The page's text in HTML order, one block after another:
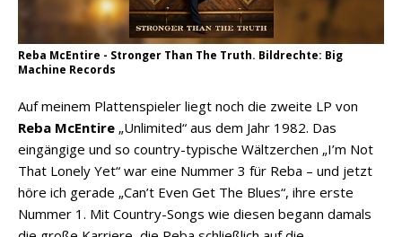
Reba McEntire - Stronger Than The Truth. Bildrechte: Big
Machine Records
Auf meinem Plattenspieler liegt noch die zweite LP von
Reba McEntire „Unlimited“ aus dem Jahr 1982. Das
eingängige und so country-typische Wältzerchen „I’m Not
That Lonely Yet“ war eine Nummer 3 für Reba – und jetzt
höre ich gerade „Can’t Even Get The Blues“, ihre erste
Nummer 1. Mit Country-Songs wie diesen begann damals